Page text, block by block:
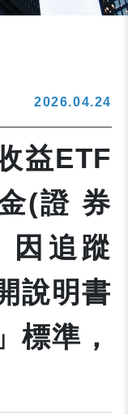
2026.04.24
益ETF
(證 券
因追蹤
說明書
標準，